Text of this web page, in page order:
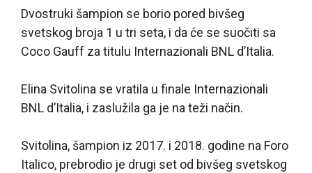
Dvostruki šampion se borio pored bivšeg
svetskog broja 1 u tri seta, i da će se suočiti sa
Coco Gauff za titulu Internazionali BNL d’Italia.
Elina Svitolina se vratila u finale Internazionali
BNL d’Italia, i zaslužila ga je na teži način.
Svitolina, šampion iz 2017. i 2018. godine na Foro
Italico, prebrodio je drugi set od bivšeg svetskog